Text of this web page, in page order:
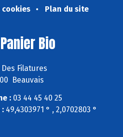
cookies
Plan du site
Bio
Des Filatures
Beauvais
:03 44 45 40 25
:49,4303971 ° , 2,0702803 °